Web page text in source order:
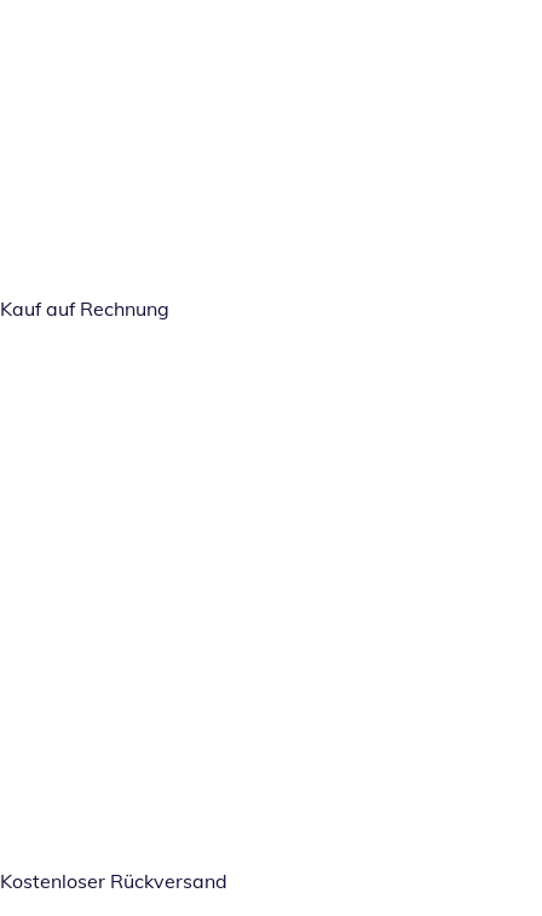
Kauf auf Rechnung
Kostenloser Rückversand